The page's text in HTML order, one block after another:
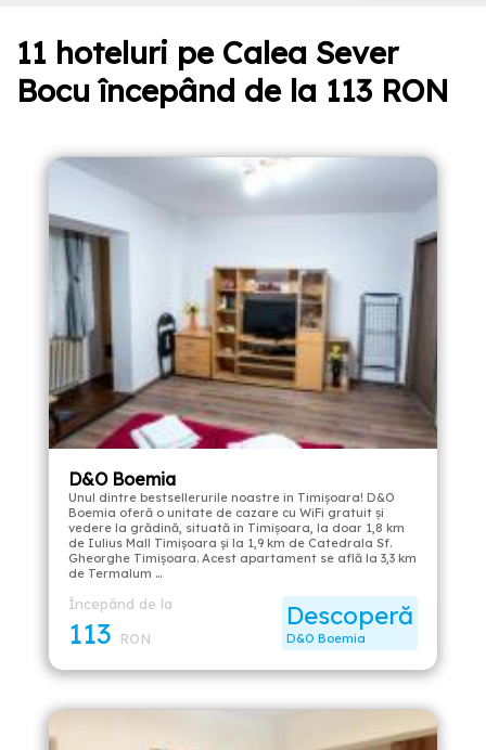
11 hoteluri pe Calea Sever
Bocu începând de la 113 RON
D&O Boemia
Unul dintre bestsellerurile noastre în Timișoara! D&O
Boemia oferă o unitate de cazare cu WiFi gratuit și
vedere la grădină, situată în Timișoara, la doar 1,8 km
de Iulius Mall Timișoara și la 1,9 km de Catedrala Sf.
Gheorghe Timișoara. Acest apartament se află la 3,3 km
de Termalum …
Descoperă
D&O Boemia
Începând de la
113 RON